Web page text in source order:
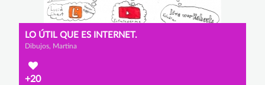
LO ÚTIL QUE ES INTERNET.
Dibujos, Martina
+20